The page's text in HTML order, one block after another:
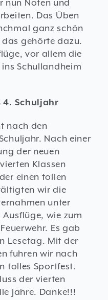
nun Noten und
Das Üben
ganz schön
gehörte dazu.
vor allem die
Schullandheim
4. Schuljahr
nach den
Nach einer
der neuen
Klassen
einen tollen
wir die
unter
wie zum
Es gab
Lesetag. Mit der
fuhren wir nach
tolles Sportfest.
der vierten
Jahre. Danke!!!